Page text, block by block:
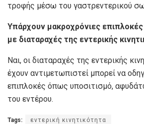
τροφής μέσω του γαστρεντερικού
Υπάρχουν μακροχρόνιες
με διαταραχές της εντερικής
Ναι, οι διαταραχές της εντερικής
έχουν αντιμετωπιστεί μπορεί να
επιπλοκές όπως υποσιτισμό,
του εντέρου.
Tags: εντερική κινητικότητα